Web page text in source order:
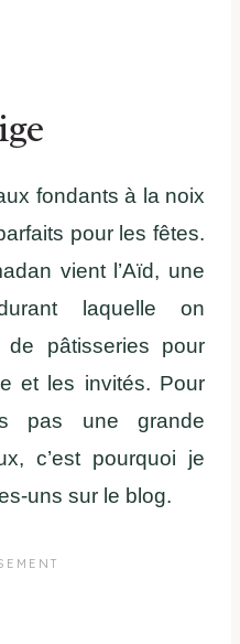
fondants à la noix
pour les fêtes.
vient l’Aïd, une
laquelle on
de pâtisseries pour
et les invités. Pour
pas une grande
c’est pourquoi je
uns sur le blog.